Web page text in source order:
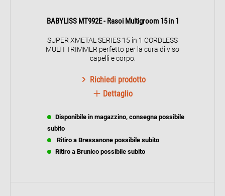
BABYLISS MT992E - Rasoi Multigroom 15 in 1
SUPER XMETAL SERIES 15 in 1 CORDLESS
MULTI TRIMMER perfetto per la cura di viso
capelli e corpo.
Richiedi prodotto
Dettaglio
Disponibile in magazzino, consegna possibile
subito
Ritiro a Bressanone possibile subito
Ritiro a Brunico possibile subito